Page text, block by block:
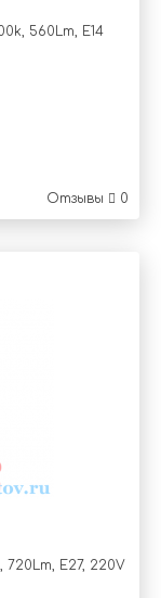
560Lm, E14
Отзывы 0
Е27, 220V